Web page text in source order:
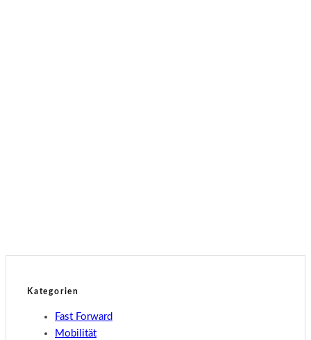
Kategorien
Fast Forward
Mobilität